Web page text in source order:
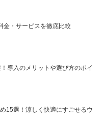
金・サービスを徹底比較
導入のメリットや選び方のポイ
15選！涼しく快適にすごせるウ